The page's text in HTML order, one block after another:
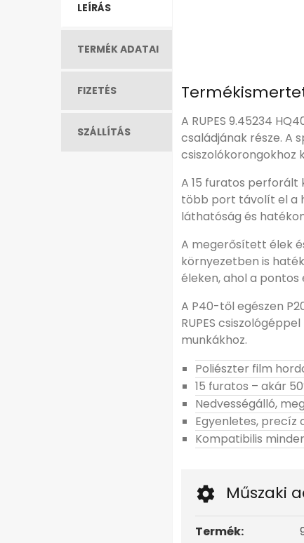
LEÍRÁS
TERMÉK ADATAI
FIZETÉS
SZÁLLÍTÁS
A RUPES 9.45234
családjának része. A
csiszolókorongokhoz
A 15 furatos
több port távolít el a
láthatóság és
A megerősített élek
környezetben is
éleken, ahol a
A P40-től egészen
RUPES
munkákhoz.
Poliészter film
15 furatos – akár
Nedvességálló,
Egyenletes, precíz
Kompatibilis
Műszaki
Termék: